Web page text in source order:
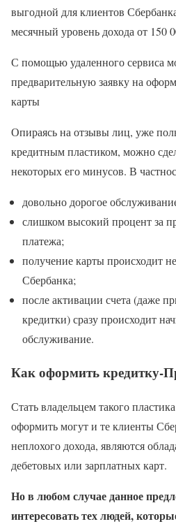
выгодной для клиентов
месячный уровень дохода от 150
С помощью удаленного сервиса
предварительную заявку на
карты
Опираясь на отзывы лиц, уже
кредитным пластиком, можно
некоторых его минусов. В
довольно дорогое
слишком высокий процент за
платежа;
получение карты происходит
Сбербанка;
после активации счета (даже
кредитки) сразу происходит
обслуживание.
Как оформить кредитку-
Стать владельцем такого
оформить могут и те клиенты
неплохого дохода, являются
дебетовых или зарплатных карт.
Но в любом случае данное
интересовать тех людей,